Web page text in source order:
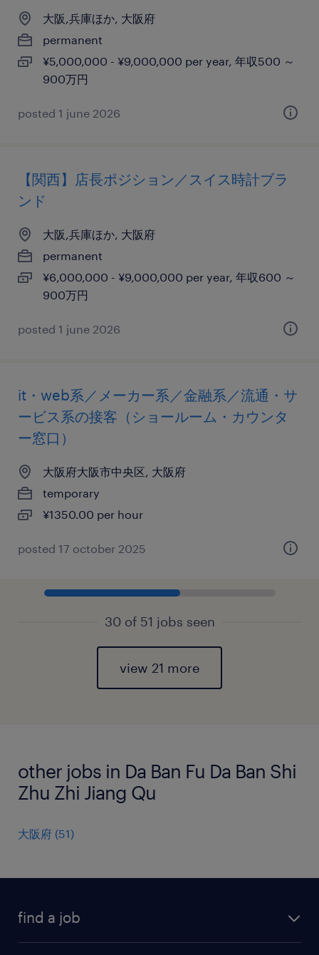
大阪,兵庫ほか, 大阪府
permanent
¥5,000,000 - ¥9,000,000 per year, 年収500 ～
900万円
posted 1 june 2026
【関西】店長ポジション／スイス時計ブラ
ンド
大阪,兵庫ほか, 大阪府
permanent
¥6,000,000 - ¥9,000,000 per year, 年収600 ～
900万円
posted 1 june 2026
it・web系／メーカー系／金融系／流通・サ
ービス系の接客（ショールーム・カウンタ
ー窓口）
大阪府大阪市中央区, 大阪府
temporary
¥1350.00 per hour
posted 17 october 2025
30 of 51 jobs seen
view 21 more
other jobs in Da Ban Fu Da Ban Shi
Zhu Zhi Jiang Qu
大阪府 (51)
find a job